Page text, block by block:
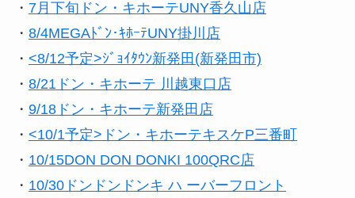
・ 7月下旬ドン・キホーテUNY香久山店
・ 8/4MEGAﾄﾞﾝ･ｷﾎｰﾃUNY掛川店
・ <8/12予定>ｼﾞｮｲﾀｳﾝ新発田(新発田市)
・ 8/21ドン・キホーテ 川越東口店
・ 9/18ドン・キホーテ新発田店
・ <10/1予定> ドン・キホーテキスケP三番町
・ 10/15DON DON DONKI 100QRC店
・ 10/30ドンドンドンキ ハ ーバーフロント